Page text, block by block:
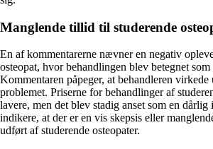
Manglende tillid til studerende
En af kommentarerne nævner en negativ
osteopat, hvor behandlingen blev betegnet
Kommentaren påpeger, at behandleren
problemet. Priserne for behandlinger af
lavere, men det blev stadig anset som en
indikere, at der er en vis skepsis eller
udført af studerende osteopater.